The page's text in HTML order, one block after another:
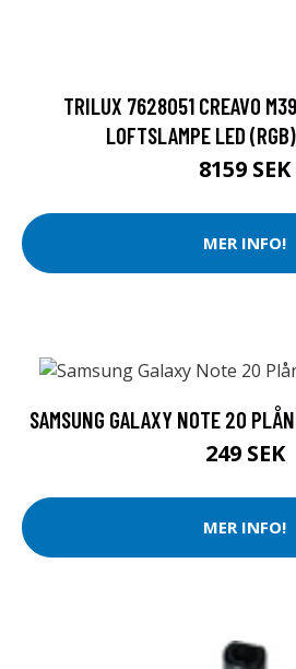
TRILUX 7628051 CREAVO
LOFTSLAMPE LED
8159 SEK
MER INFO!
SAMSUNG GALAXY NOTE 20
249 SEK
MER INFO!